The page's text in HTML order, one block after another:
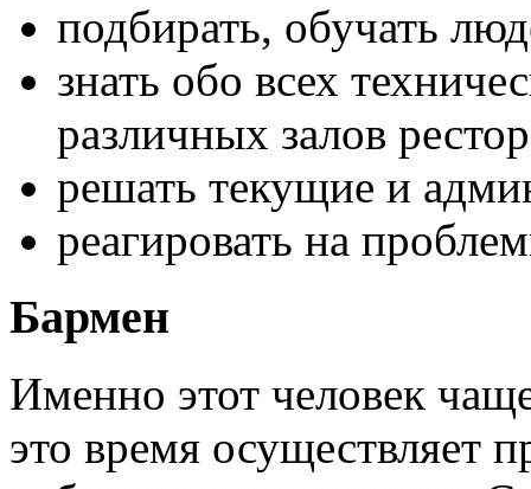
подбирать, обучать
знать обо всех
различных залов
решать текущие и
реагировать на
Бармен
Именно этот человек
это время осуществляет